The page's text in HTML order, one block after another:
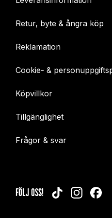
Retur, byte & ångra köp
Reklamation
Cookie- &
Köpvillkor
Tillgänglighet
Frågor & svar
FÖLJ OSS! TIKTOKINSTAGRAM